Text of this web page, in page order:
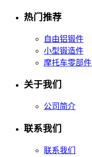
热门推荐
自由铝锻件
小型锻造件
摩托车零部件
关于我们
公司简介
联系我们
联系我们